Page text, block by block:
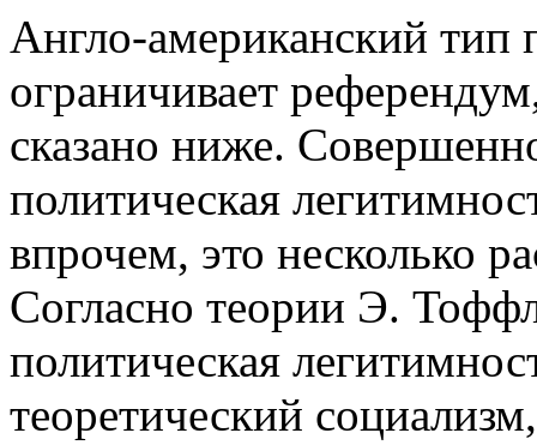
Англо-американский тип
ограничивает
сказано ниже.
политическая
впрочем, это несколько
Согласно теории Э.
политическая
теоретический